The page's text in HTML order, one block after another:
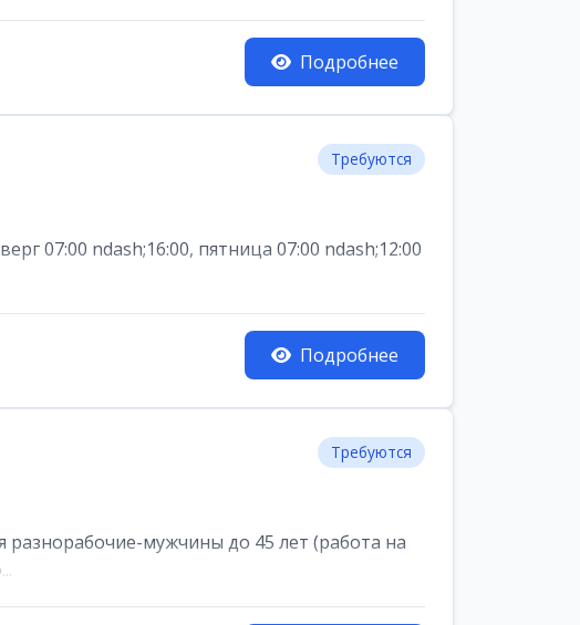
Подробнее
Требуются
07:00 ndash;16:00, пятница 07:00 ndash;12:00
Подробнее
Требуются
мужчины до 45 лет (работа на